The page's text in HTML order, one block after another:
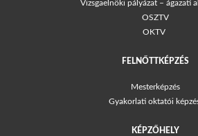
Vizsgaelnöki pályázat – ágazati
OSZTV
OKTV
FELNŐTTKÉPZÉS
Mesterképzés
Gyakorlati oktatói
KÉPZŐHELY